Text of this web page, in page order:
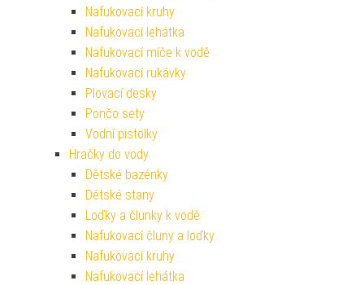
Nafukovací kruhy
Nafukovací lehátka
Nafukovací míče k vodě
Nafukovací rukávky
Plovací desky
Pončo sety
Vodní pistolky
Hračky do vody
Dětské bazénky
Dětské stany
Loďky a člunky k vodě
Nafukovací čluny a loďky
Nafukovací kruhy
Nafukovací lehátka